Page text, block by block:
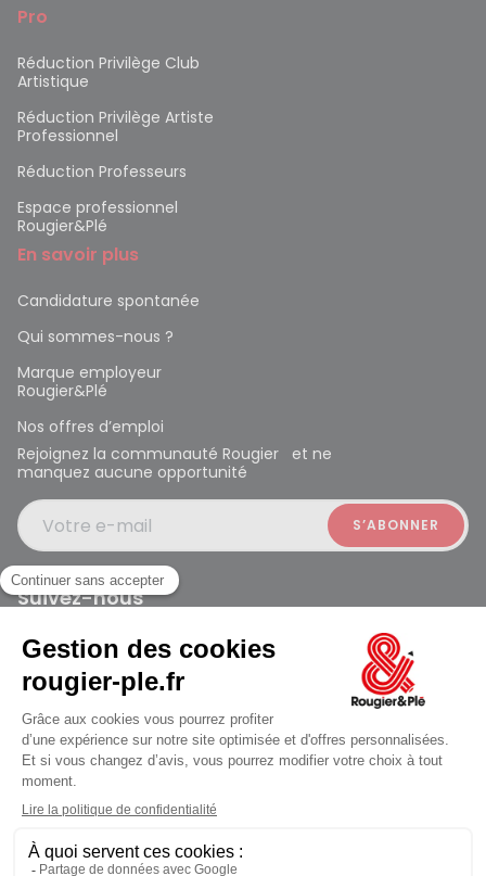
jusqu'au Samedi à 10:00
Pro
Réduction Privilège Club
Artistique
Réduction Privilège Artiste
Professionnel
Réduction Professeurs
Espace professionnel
Rougier&Plé
En savoir plus
Candidature spontanée
Qui sommes-nous ?
Marque employeur
Rougier&Plé
Nos offres d’emploi
Rejoignez la communauté Rougier et ne
manquez aucune opportunité
Votre e-mail
Suivez-nous
Rougier et Plé 2024 Copyright
Mentions légales
Conditions générales des ventes